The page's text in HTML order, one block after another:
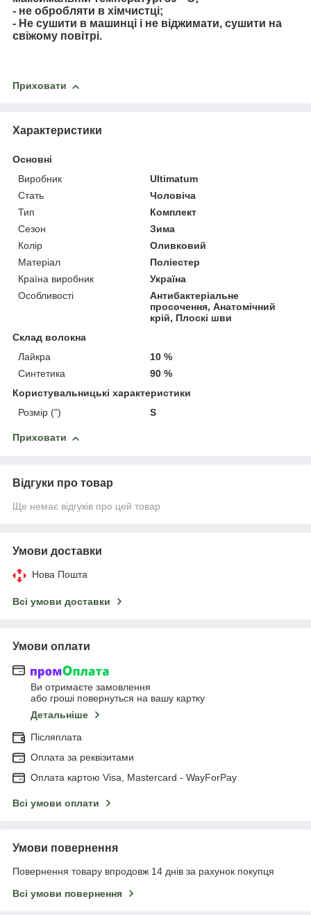
- не обробляти в хімчистці;
- Не сушити в машинці і не віджимати, сушити на
свіжому повітрі.
Приховати
Характеристики
Основні
Виробник
Ultimatum
Стать
Чоловіча
Тип
Комплект
Сезон
Зима
Колір
Оливковий
Матеріал
Поліестер
Країна виробник
Україна
Особливості
Антибактеріальне
просочення, Анатомічний
крій, Плоскі шви
Склад волокна
Лайкра
10 %
Синтетика
90 %
Користувальницькі характеристики
Розмір (")
S
Приховати
Відгуки про товар
Ще немає відгуків про цей товар
Умови доставки
Нова Пошта
Всі умови доставки
Умови оплати
Ви отримаєте замовлення
або гроші повернуться на вашу картку
Детальніше
Післяплата
Оплата за реквізитами
Оплата картою Visa, Mastercard - WayForPay
Всі умови оплати
Умови повернення
Повернення товару впродовж 14 днів за рахунок покупця
Всі умови повернення